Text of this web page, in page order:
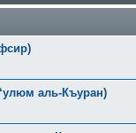
аль-Къуран)